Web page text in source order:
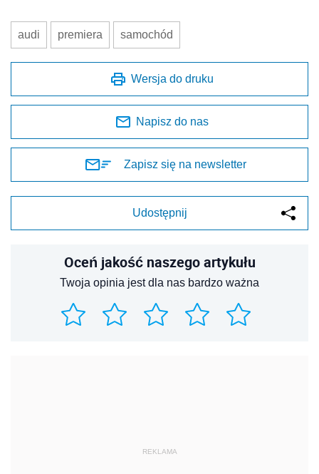
audi premiera samochód
Wersja do druku
Napisz do nas
Zapisz się na newsletter
Udostępnij
Oceń jakość naszego artykułu
Twoja opinia jest dla nas bardzo ważna
REKLAMA